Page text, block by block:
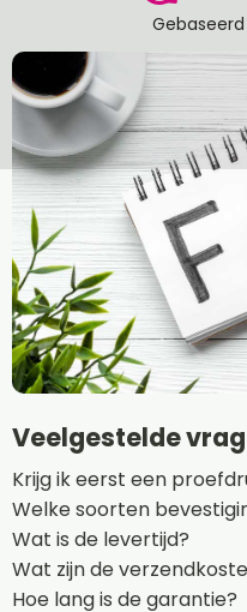
Veelgestelde
Krijg ik eerst een
Welke soorten
Wat is de levertijd?
Wat zijn de
Hoe lang is de garantie?